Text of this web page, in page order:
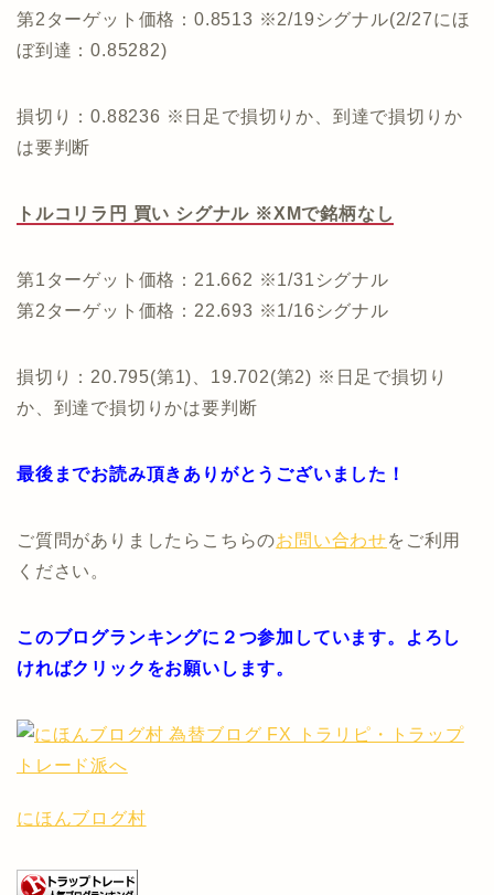
第2ターゲット価格：0.8513 ※2/19シグナル(2/27にほ
ぼ到達：0.85282)
損切り：0.88236 ※日足で損切りか、到達で損切りか
は要判断
トルコリラ円 買い シグナル ※XMで銘柄なし
第1ターゲット価格：21.662 ※1/31シグナル
第2ターゲット価格：22.693 ※1/16シグナル
損切り：20.795(第1)、19.702(第2) ※日足で損切り
か、到達で損切りかは要判断
最後までお読み頂きありがとうございました！
ご質問がありましたらこちらのお問い合わせをご利用
ください。
このブログランキングに２つ参加しています。よろし
ければクリックをお願いします。
にほんブログ村